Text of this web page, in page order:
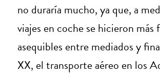
no duraría mucho, ya que, a
viajes en coche se hicieron más
asequibles entre mediados y
XX, el transporte aéreo en los